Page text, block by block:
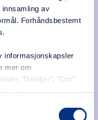
av
Forhåndsbestemt
informasjonskapsler
mer om
"Detaljer", "Om"
som tilbyr
og 35 år, som har
alkohol- eller